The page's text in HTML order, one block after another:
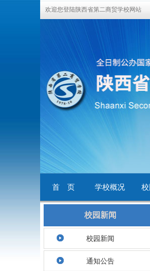
欢迎您登陆陕西省第二商贸学校网站
首 页 学校概况
校园新闻
校园新闻
通知公告